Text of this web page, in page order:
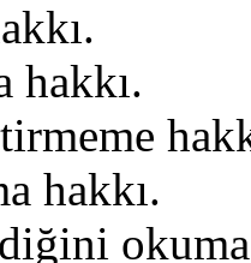
hakkı.
hakkı.